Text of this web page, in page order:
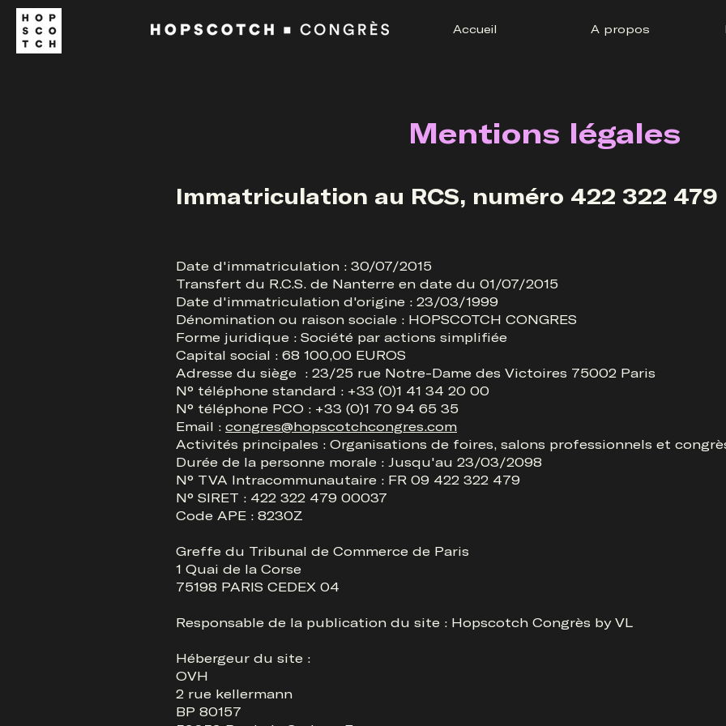
Accueil A propos
Mentions légales
Immatriculation au RCS, numéro 422 322 479
Date d'immatriculation : 30/07/2015
Transfert du R.C.S. de Nanterre en date du 01/07/2015
Date d'immatriculation d'origine : 23/03/1999
Dénomination ou raison sociale : HOPSCOTCH CONGRES
Forme juridique : Société par actions simplifiée
Capital social : 68 100,00 EUROS
Adresse du siège : 23/25 rue Notre-Dame des Victoires 75002 Paris
N° téléphone standard : +33 (0)1 41 34 20 00
N° téléphone PCO : +33 (0)1 70 94 65 35
Email : congres@hopscotchcongres.com
Activités principales : Organisations de foires, salons professionnels et
Durée de la personne morale : Jusqu'au 23/03/2098
N° TVA Intracommunautaire : FR 09 422 322 479
N° SIRET : 422 322 479 00037
Code APE : 8230Z
Greffe du Tribunal de Commerce de Paris
1 Quai de la Corse
75198 PARIS CEDEX 04
Responsable de la publication du site : Hopscotch Congrès by VL
Hébergeur du site :
OVH
2 rue kellermann
BP 80157